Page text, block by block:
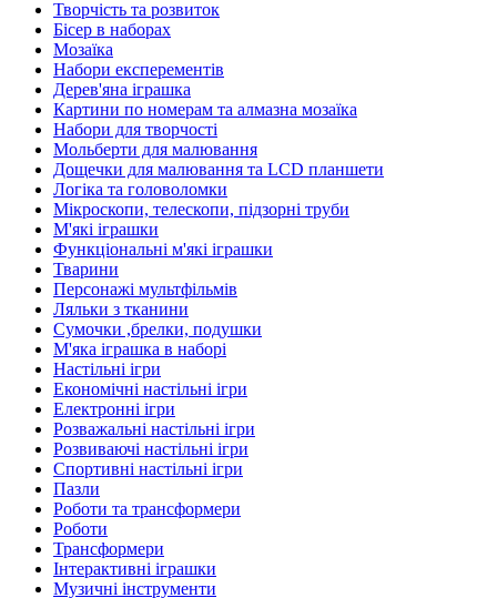
Творчість та розвиток
Бісер в наборах
Мозаїка
Набори експерементів
Дерев'яна іграшка
Картини по номерам та алмазна мозаїка
Набори для творчості
Мольберти для малювання
Дощечки для малювання та LCD планшети
Логіка та головоломки
Мікроскопи, телескопи, підзорні труби
М'які іграшки
Функціональні м'які іграшки
Тварини
Персонажі мультфільмів
Ляльки з тканини
Сумочки ,брелки, подушки
М'яка іграшка в наборі
Настільні ігри
Економічні настільні ігри
Електронні ігри
Розважальні настільні ігри
Розвиваючі настільні ігри
Спортивні настільні ігри
Пазли
Роботи та трансформери
Роботи
Трансформери
Інтерактивні іграшки
Музичні інструменти